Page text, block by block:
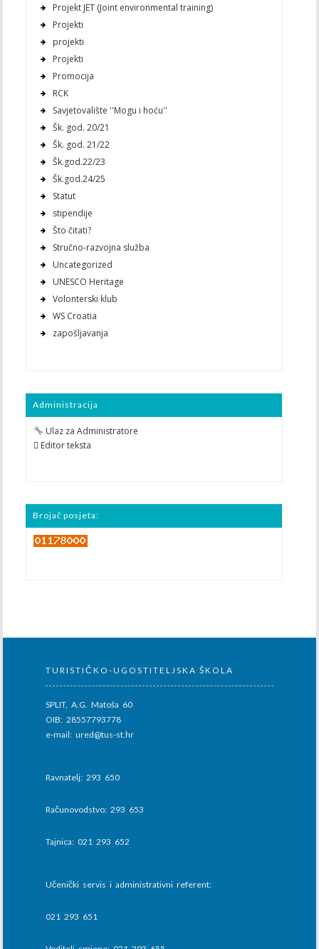
Projekt JET (Joint environmental training)
Projekti
projekti
Projekti
Promocija
RCK
Savjetovalište ''Mogu i hoću''
Šk. god. 20/21
Šk. god. 21/22
Šk.god.22/23
Šk.god.24/25
Statut
stipendije
Što čitati?
Stručno-razvojna služba
Uncategorized
UNESCO Heritage
Volonterski klub
WS Croatia
zapošljavanja
Administracija
Ulaz za Administratore
 Editor teksta
Brojač posjeta:
TURISTIČKO-UGOSTITELJSKA ŠKOLA
SPLIT, A.G. Matoša 60
OIB: 28557793778
e-mail: ured@tus-st.hr
Ravnatelj: 293 650
Računovodstvo: 293 653
Tajnica: 021 293 652
Učenički servis i administrativni referent:
021 293 651